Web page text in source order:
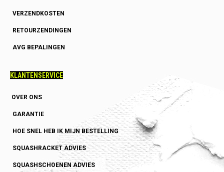
VERZENDKOSTEN
RETOURZENDINGEN
AVG BEPALINGEN
KLANTENSERVICE
OVER ONS
GARANTIE
HOE SNEL HEB IK MIJN BESTELLING
SQUASHRACKET ADVIES
SQUASHSCHOENEN ADVIES